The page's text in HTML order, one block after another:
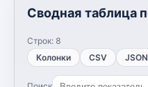
Сводная таблица
Строк: 8
Колонки
CSV JSON